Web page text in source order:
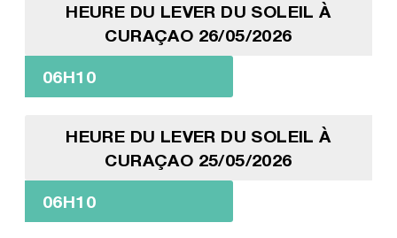
HEURE DU LEVER DU SOLEIL À
CURAÇAO 26/05/2026
06H10
HEURE DU LEVER DU SOLEIL À
CURAÇAO 25/05/2026
06H10